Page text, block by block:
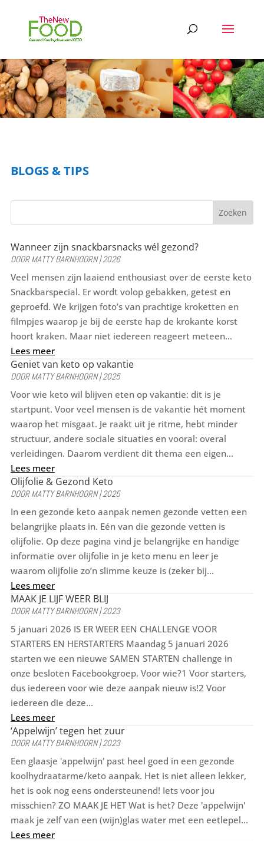
BLOGS & TIPS
Wanneer zijn snackbarsnacks wél gezond?
DOORMATTY BARNHOORN|2026
Veel mensen zijn laaiend enthousiast over de eerste keto
Snackbarspecial. Er wordt volop gebakken, getest en
geproefd. We krijgen foto’s van prachtige kroketten en
filmpjes waarop je bij de eerste hap de krokante korst
hoort kraken. Maar niet iedereen reageert meteen...
Lees meer
Geniet van keto op vakantie
DOORMATTY BARNHOORN|2025
Voor wie keto wil blijven eten op vakantie: dit is je
startpunt. Voor veel mensen is de vakantie hét moment
waarop het misgaat. Je raakt uit je ritme, hebt minder
structuur, andere sociale situaties en vooral: overal
verleidingen. Daarom verdient dit thema een eigen...
Lees meer
Olijfolie & Gezond Keto
DOORMATTY BARNHOORN|2025
In een gezonde keto aanpak nemen gezonde vetten een
belangrijke plaats in. Eén van die gezonde vetten is
olijfolie. Op deze pagina vind je belangrijke en handige
informatie over olijfolie in je keto menu en leer je
waarom olijfolie zo’n slimme keuze is (zeker bij...
Lees meer
MAAK JE LIJF WEER BLIJ
DOORMATTY BARNHOORN|2023
5 januari 2026 IS ER WEER EEN CHALLENGE VOOR
STARTERS EN HERSTARTERS Maandag 5 januari 2026
starten we een nieuwe SAMEN STARTEN challenge in
onze besloten Facebookgroep. Voor wie?1 Voor starters,
dus iedereen voor wie deze aanpak nieuw is!2 Voor
iedereen die deze...
Lees meer
‘Appelwijn’ tegen het zuur
DOORMATTY BARNHOORN|2023
Een glaasje 'appelwijn' past heel goed in een gezonde
koolhydraatarme/keto aanpak. Het is niet alleen lekker,
het is ook nog eens ondersteunend! Iets voor jou
misschien? ZO MAAK JE HET Wat is het? Deze 'appelwijn'
maak je zelf van een (wijn)glas water met een eetlepel...
Lees meer